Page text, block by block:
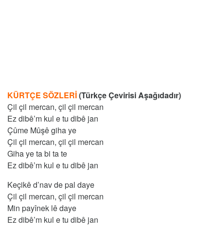
KÜRTÇE SÖZLERİ(Türkçe Çevirisi Aşağıdadır)
Çil çil mercan, çil çil mercan
Ez dibê’m kul e tu dibê jan
Çûme Mûşê giha ye
Çil çil mercan, çil çil mercan
Giha ye ta bi ta te
Ez dibê’m kul e tu dibê jan
Keçikê d’nav de pal daye
Çil çil mercan, çil çil mercan
Min payînek lê daye
Ez dibê’m kul e tu dibê jan